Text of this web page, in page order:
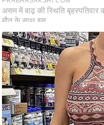
स्तं
भ
ए
म
.
आ
र
.
आ